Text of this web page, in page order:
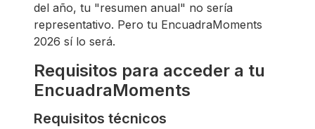
del año, tu "resumen anual" no sería
representativo. Pero tu EncuadraMoments
2026 sí lo será.
Requisitos para acceder a tu
EncuadraMoments
Requisitos técnicos